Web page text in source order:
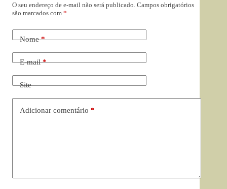
O seu endereço de e-mail não será publicado. Campos obrigatórios
são marcados com *
Nome*
E-mail*
Site
Adicionar comentário *